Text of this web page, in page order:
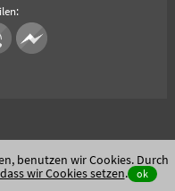
benutzen wir Cookies. Durch
dass wir Cookies setzen. ok